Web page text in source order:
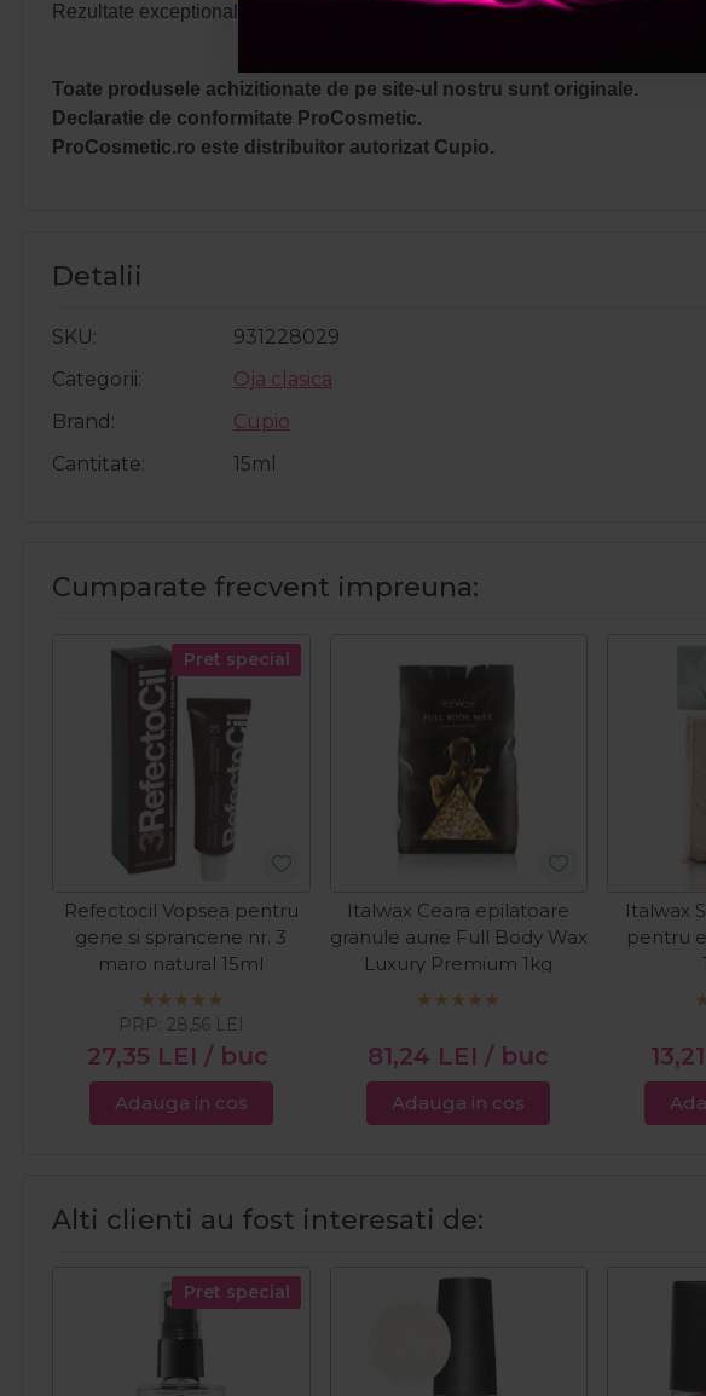
Rezultate exceptionale sunt acum la indemana oricui!
Toate produsele achizitionate de pe site-ul nostru sunt originale.
Declaratie de conformitate ProCosmetic.
ProCosmetic.ro este distribuitor autorizat Cupio.
Detalii
SKU
931228029
Categorii
Oja clasica
Brand
Cupio
Cantitate
15ml
Cumparate frecvent impreuna:
Pret special
Refectocil Vopsea pentru
gene si sprancene nr. 3
maro natural 15ml
27,35 LEI / buc
PRP: 28,56 LEI
Adauga in cos
Italwax Ceara epilatoare
granule aurie Full Body Wax
Luxury Premium 1kg
81,24 LEI / buc
Adauga in cos
Italwax
pentru
13,21
Alti clienti au fost interesati de:
Pret special